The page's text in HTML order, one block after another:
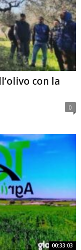
con la
0
00:33:03